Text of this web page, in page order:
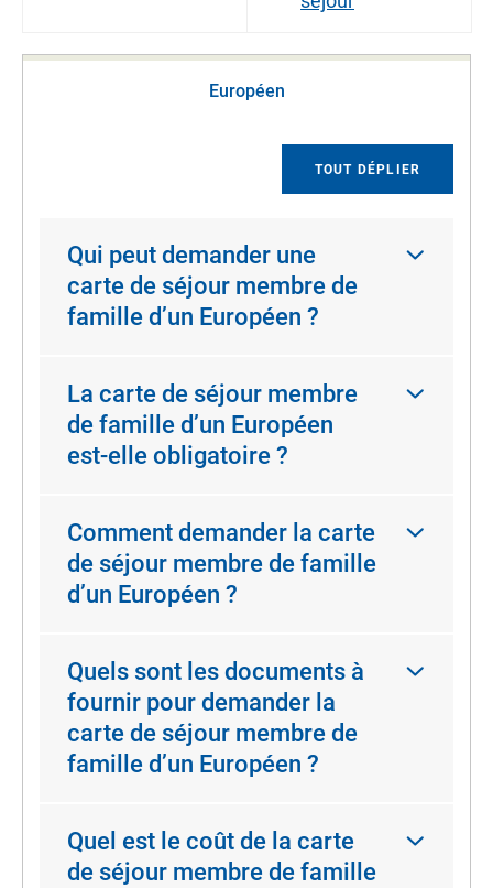
Européen
TOUT DÉPLIER
Qui peut demander une
carte de séjour membre de
famille d’un Européen ?
La carte de séjour membre
de famille d’un Européen
est-elle obligatoire ?
Comment demander la carte
de séjour membre de famille
d’un Européen ?
Quels sont les documents à
fournir pour demander la
carte de séjour membre de
famille d’un Européen ?
Quel est le coût de la carte
de séjour membre de famille